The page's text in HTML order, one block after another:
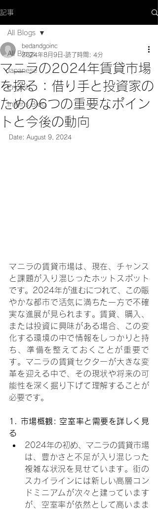
記事
All Blogs
Japanese
English
Interns Blog
All Blogs
マニラの2024年賃貸市場
を探る：借り手と投資家の
ための6つの重要なポイン
トと今後の動向
bedandgoinc
2024年8月9日 読了時間: 4分
Date: August 9, 2024
マニラの賃貸市場は、現在、チャンス
と課題が入り混じったホットスポット
です。2024年が進むにつれて、この賑
やかな都市で活気に満ちた一方で不確
実な進展が見られます。賃貸、購入、
または投資に興味がある場合、この変
化する環境の中で情報をしっかりと持
ち、準備を整えておくことが重要で
す。マニラの賃貸セクターが大きな変
革を迎える中で、その現状や将来の可
能性を深く掘り下げて理解することが
必要です。
1. 市場概観: 空室率と需要を詳しく見
る
2024年の初め、マニラの賃貸市場
は、豊かさと不足が入り混じった
複雑な状況を見せています。街の
スカイラインには新しい高層コン
ドミニアムが次々と建っています
が、空室率が依然として高いまま